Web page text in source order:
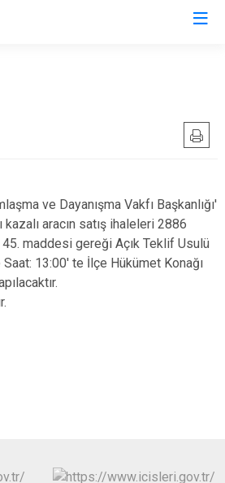
Pazaryolu
Şenkaya
Tekman
Tortum
ve Dayanışma Vakfı Başkanlığı'
aracın satış ihaleleri 2886
maddesi gereği Açık Teklif Usulü
13:00' te İlçe Hükümet Konağı